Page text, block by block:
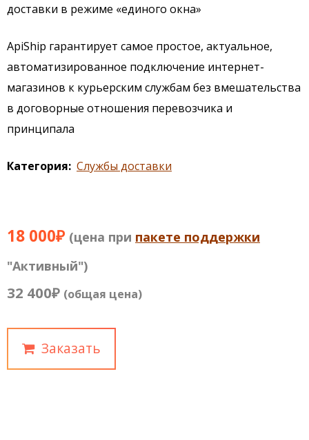
доставки в режиме «единого окна»
ApiShip гарантирует самое простое, актуальное,
автоматизированное подключение интернет-
магазинов к курьерским службам без вмешательства
в договорные отношения перевозчика и
принципала
Категория Службы доставки
18 000₽ (цена при пакете поддержки
"Активный")
32 400₽ (общая цена)
Заказать